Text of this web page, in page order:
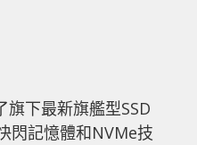
下最新旗艦型SSD
閃記憶體和NVMe技